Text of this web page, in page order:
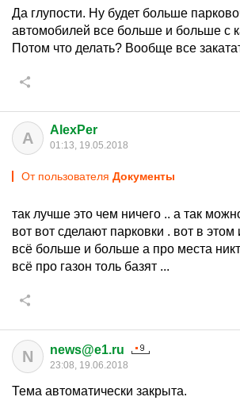
Да глупости. Ну будет больше
автомобилей все больше и больше с
Потом что делать? Вообще все
A AlexPer
01:13, 19.05.2018
От пользователя Документы
так лучше это чем ничего .. а так
вот вот сделают парковки . вот в этом
всё больше и больше а про места
всё про газон толь базят ...
N news@e1.ru
23:08, 19.06.2018
Тема автоматически закрыта.